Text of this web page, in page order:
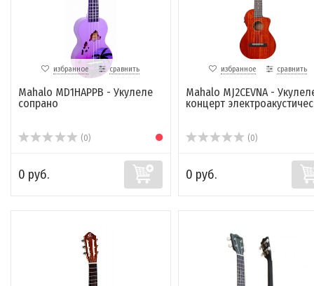
избранное сравнить
Mahalo MD1HAPPB - Укулеле
сопрано
(0)
0 руб.
избранное сравнить
Mahalo MJ2CEVNA -
концерт
(0)
0 руб.